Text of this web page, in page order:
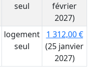
seul
février
2027)
logement
seul
1 312,00 €
(25 janvier
2027)